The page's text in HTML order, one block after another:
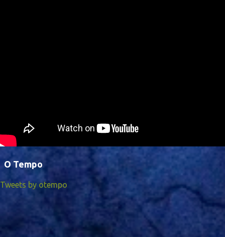
O Tempo
Tweets by otempo